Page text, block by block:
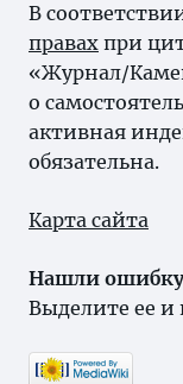
В
правах при
«Журнал/
о
активная
обязательна.
Карта сайта
Нашли
Выделите ее